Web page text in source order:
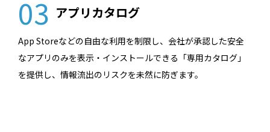
03 アプリカタログ
App Storeなどの自由な利用を制限し、会社が承認した安全
なアプリのみを表示・インストールできる「専用カタログ」
を提供し、情報流出のリスクを未然に防ぎます。